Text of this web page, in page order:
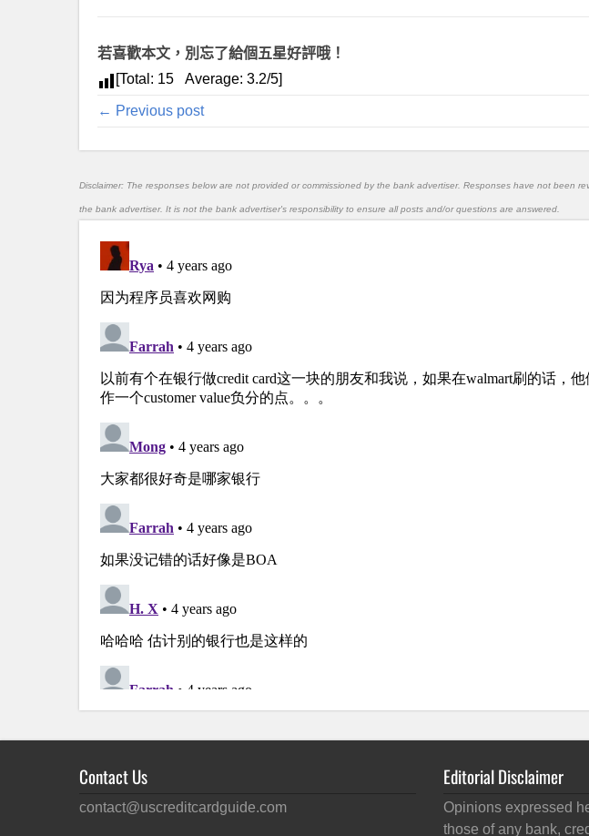
若喜歡本文，別忘了給個五星好評哦！
[Total: 15 Average: 3.2/5]
← Previous post
Disclaimer: The responses below are not provided or commissioned by the bank advertiser. Responses have not been
the bank advertiser. It is not the bank advertiser's responsibility to ensure all posts and/or questions are answered.
Contact Us
contact@uscreditcardguide.com
Editorial Disclaimer
Opinions expressed
those of any bank,